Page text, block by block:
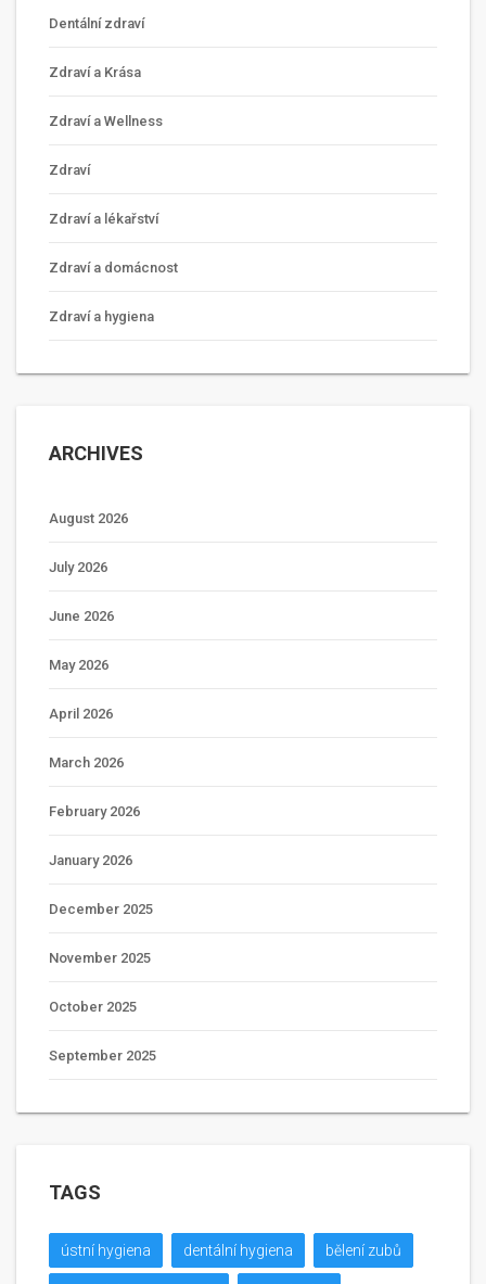
Dentální zdraví
Zdraví a Krása
Zdraví a Wellness
Zdraví
Zdraví a lékařství
Zdraví a domácnost
Zdraví a hygiena
ARCHIVES
August 2026
July 2026
June 2026
May 2026
April 2026
March 2026
February 2026
January 2026
December 2025
November 2025
October 2025
September 2025
TAGS
ústní hygiena dentální hygiena bělení zubů